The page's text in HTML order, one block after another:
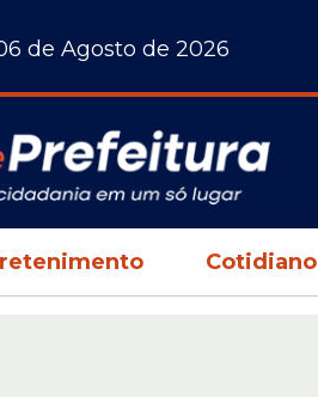
de Agosto de 2026
Cotidiano